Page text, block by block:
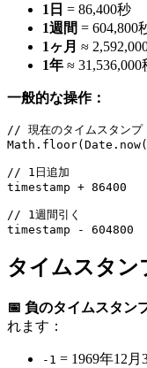
1日 = 86,400秒
1週間 = 604,800
1ヶ月 ≈
1年 ≈ 31,536,000
一般的な操作：
// 現在のタイムスタンプ
// 1日追加
timestamp + 86400
// 1週間引く
タイムスタン
📅 負のタイムスタン
れます：
-1 = 1969年12月